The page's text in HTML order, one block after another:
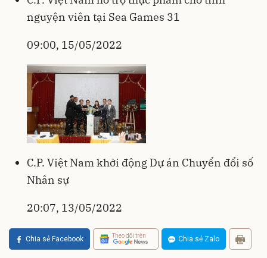
nguyện viên tại Sea Games 31
09:00, 15/05/2022
C.P. Việt Nam khởi động Dự án Chuyển đổi số
Nhân sự
20:07, 13/05/2022
Chia sẻ Facebook Theo dõi trên Chia sẻ Zalo